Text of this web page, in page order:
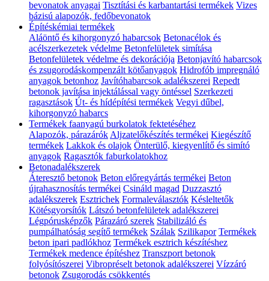
bevonatok anyagai Tisztítási és karbantartási termékek Vizes
bázisú alapozók, fedőbevonatok
Építéskémiai termékek
Aláöntő és kihorgonyzó habarcsok Betonacélok és
acélszerkezetek védelme Betonfelületek simítása
Betonfelületek védelme és dekorációja Betonjavító habarcsok
és zsugorodáskompenzált kötőanyagok Hidrofób impregnáló
anyagok betonhoz Javítóhabarcsok adalékszerei Repedt
betonok javítása injektálással vagy öntéssel Szerkezeti
ragasztások Út- és hídépítési termékek Vegyi dűbel,
kihorgonyzó habarcs
Termékek faanyagú burkolatok fektetéséhez
Alapozók, párazárók Aljzatelőkészítés termékei Kiegészítő
termékek Lakkok és olajok Önterülő, kiegyenlítő és simító
anyagok Ragasztók faburkolatokhoz
Betonadalékszerek
Áteresztő betonok Beton előregyártás termékei Beton
újrahasznosítás termékei Csináld magad Duzzasztó
adalékszerek Esztrichek Formaleválasztók Késleltetők
Kötésgyorsítók Látszó betonfelületek adalékszerei
Légpórusképzők Párazáró szerek Stabilizáló és
pumpálhatóság segítő termékek Szálak Szilikapor Termékek
beton ipari padlókhoz Termékek esztrich készítéshez
Termékek medence építéshez Transzport betonok
folyósítószerei Vibropréselt betonok adalékszerei Vízzáró
betonok Zsugorodás csökkentés